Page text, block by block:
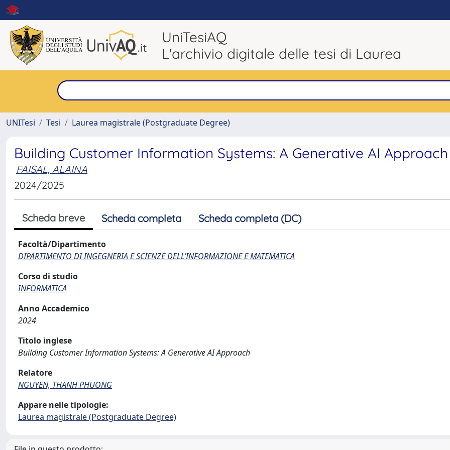
UniTesiAQ
L'archivio digitale delle tesi di Laurea
UNITesi
Tesi Laurea magistrale (Postgraduate Degree)
Building Customer Information Systems: A Generative AI Approach
FAISAL, ALAINA
2024/2025
Scheda breve Scheda completa Scheda completa (DC)
Facoltà/Dipartimento
DIPARTIMENTO DI INGEGNERIA E SCIENZE DELL’INFORMAZIONE E MATEMATICA
Corso di studio
INFORMATICA
Anno Accademico
2024
Titolo inglese
Building Customer Information Systems: A Generative AI Approach
Relatore
NGUYEN, THANH PHUONG
Appare nelle tipologie:
Laurea magistrale (Postgraduate Degree)